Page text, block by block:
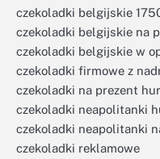
czekoladki belgijskie
czekoladki belgijskie na
czekoladki belgijskie w
czekoladki firmowe z
czekoladki na prezent
czekoladki neapolitanki
czekoladki neapolitanki
czekoladki reklamowe